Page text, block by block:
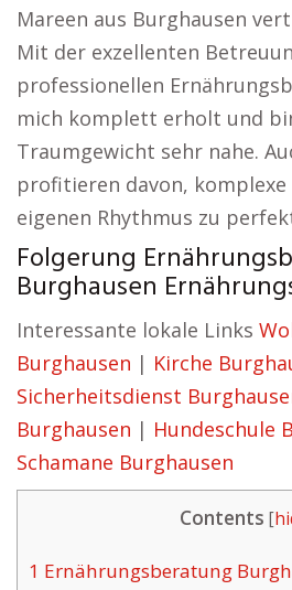
Mareen aus Burghausen
Mit der exzellenten
professionellen
mich komplett erholt und
Traumgewicht sehr nahe.
profitieren davon,
eigenen Rhythmus zu
Folgerung
Burghausen
Interessante lokale Links
Burghausen | Kirche
Sicherheitsdienst
Burghausen | Hundeschule
Schamane Burghausen
Contents [
1 Ernährungsberatung